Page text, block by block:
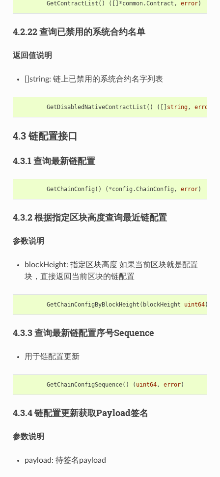
GetContractList () ([] *common.Contract , error)
4.2.22 查询已禁用的系统合约名单
返回值说明
[]string: 链上已禁用的系统合约名字列表
GetDisabledNativeContractList () ([] string, error
4.3 链配置接口
4.3.1 查询最新链配置
GetChainConfig () ( *config .ChainConfig , error)
4.3.2 根据指定区块高度查询最近链配置
参数说明
blockHeight: 指定区块高度 如果当前区块就是配置
块，直接返回当前区块的链配置
GetChainConfigByBlockHeight ( blockHeight uint64)
4.3.3 查询最新链配置序号Sequence
用于链配置更新
GetChainConfigSequence() ( uint64, error)
4.3.4 链配置更新获取Payload签名
参数说明
payload: 待签名payload